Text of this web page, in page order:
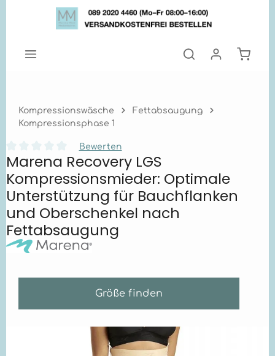
Zum Hauptinhalt springen
Kompressionswäsche
Fettabsaugung
Kompressionsphase 1
Durchschnittliche Bewertung von 0 von 5 Sternen
Bewerten
Marena Recovery LGS
Kompressionsmieder: Optimale
Unterstützung für Bauchflanken
und Oberschenkel nach
Fettabsaugung
Größe finden
Bildergalerie überspringen